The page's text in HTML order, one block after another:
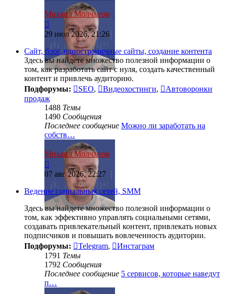
Михаил Молчанов
Перейти
к
последнему
сообщению
29 июл 2026, 21:26
Сайт, блог, одностраничные сайты, создание контента
Здесь вы найдете множество полезной информации о
том, как разработать сайт с нуля, создать качественный
контент и привлечь аудиторию.
Подфорумы:
SEO, Видеохостинги,
Автоворонки
продаж
1488 Темы
1490 Сообщения
Последнее сообщение Можно ли заработать на
собств…
Михаил Молчанов
Перейти
к
последнему
сообщению
07 авг 2026, 22:27
Ведение социальных сетей, SMM
Здесь вы найдете множество полезной информации о
том, как эффективно управлять социальными сетями,
создавать привлекательный контент, привлекать новых
подписчиков и повышать вовлеченность аудитории.
Подфорумы:
Telegram,
Инстаграм
1791 Темы
1792 Сообщения
Последнее сообщение 5 сервисов, которые наведут
п…